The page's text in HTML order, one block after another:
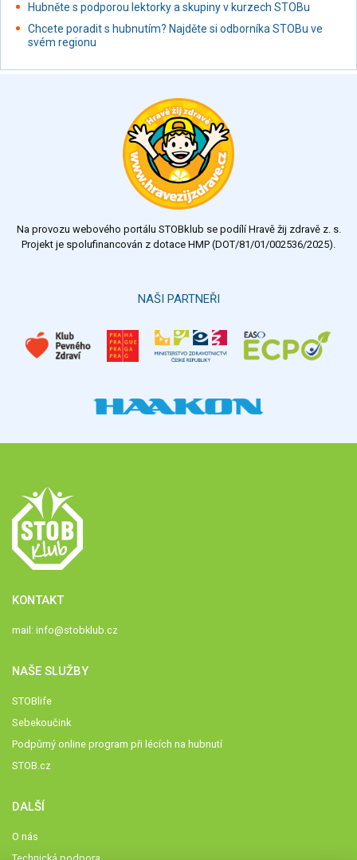
Hubněte s podporou lektorky a skupiny v kurzech STOBu
Chcete poradit s hubnutím? Najděte si odborníka STOBu ve
svém regionu
Na provozu webového portálu STOBklub se podílí Hravě žij zdravě z. s.
Projekt je spolufinancován z dotace HMP (DOT/81/01/002536/2025).
NAŠI PARTNEŘI
KONTAKT
mail: info@stobklub.cz
NAŠE SLUŽBY
STOBlife
Sebekoučink
Podpůrný online program při lécích na hubnutí
STOB.cz
DALŠÍ
O nás